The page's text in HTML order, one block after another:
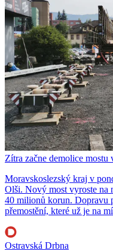
Zítra začne demolice
Moravskoslezský kraj v
Olši. Nový most vyroste na
40 milionů korun. Dopravu
přemostění, které už je na
Ostravská Drbna